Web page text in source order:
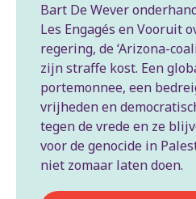
Bart De Wever
Les Engagés en Vooruit
regering, de ‘Arizona-
zijn straffe kost. Een
portemonnee, een
vrijheden en
tegen de vrede en ze
voor de genocide in
niet zomaar laten doen.